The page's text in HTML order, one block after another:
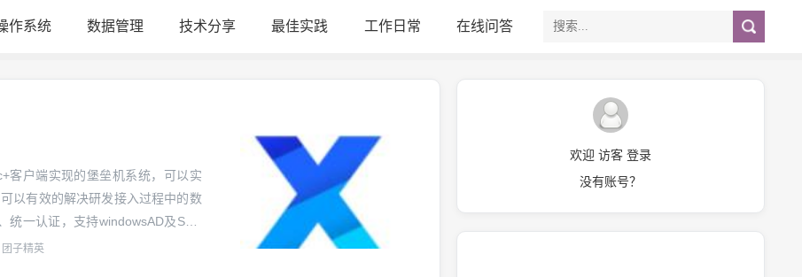
作系统 数据管理 技术分享 最佳实践 工作日常 在线问答
客户端实现的堡垒机系统，可以实
以有效的解决研发接入过程中的数
一认证，支持windowsAD及SSH
对企业研发实现接入管控及远...
团子精英
欢迎 访客 登录
没有账号？